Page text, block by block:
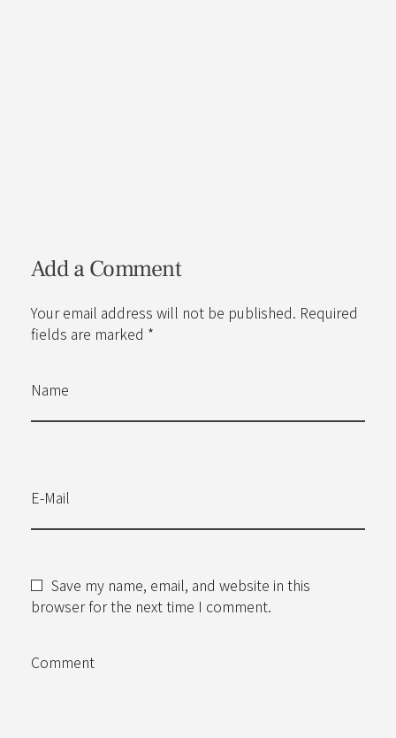
Add a Comment
Your email address will not be published. Required
fields are marked *
Name
E-Mail
Save my name, email, and website in this
browser for the next time I comment.
Comment